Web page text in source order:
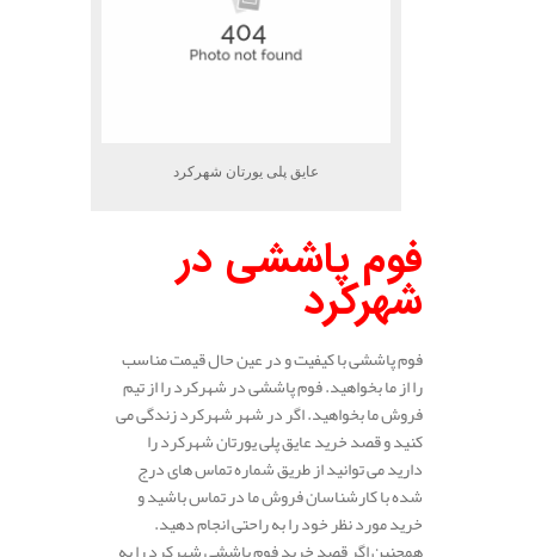
عایق پلی یورتان شهرکرد
فوم پاششی در
شهرکرد
فوم پاششی با کیفیت و در عین حال قیمت مناسب
را از ما بخواهید. فوم پاششی در شهرکرد را از تیم
فروش ما بخواهید. اگر در شهر شهرکرد زندگی می
کنید و قصد خرید عایق پلی یورتان شهرکرد را
دارید می توانید از طریق شماره تماس های درج
شده با کارشناسان فروش ما در تماس باشید و
خرید مورد نظر خود را به راحتی انجام دهید.